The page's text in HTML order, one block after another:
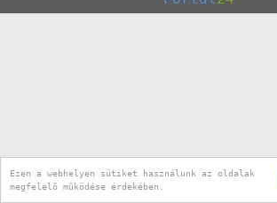
Ezen a webhelyen sütiket használunk az oldalak
megfelelő működése érdekében.